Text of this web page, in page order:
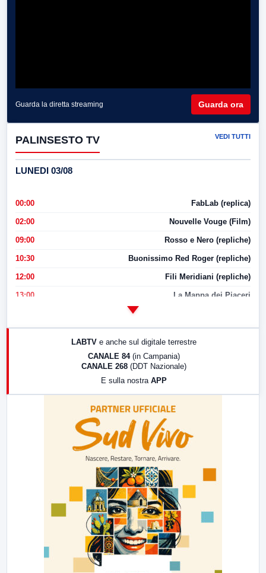
Guarda la diretta streaming Guarda ora
PALINSESTO TV VEDI TUTTI
LUNEDI 03/08
00:00 FabLab (replica)
02:00 Nouvelle Vouge (Film)
09:00 Rosso e Nero (repliche)
10:30 Buonissimo Red Roger (repliche)
12:00 Fili Meridiani (repliche)
13:00 La Mappa dei Piaceri
17:00 LabNews (replica)
LABTV e anche sul digitale terrestre
CANALE 84 (in Campania)
CANALE 268 (DDT Nazionale)
E sulla nostra APP